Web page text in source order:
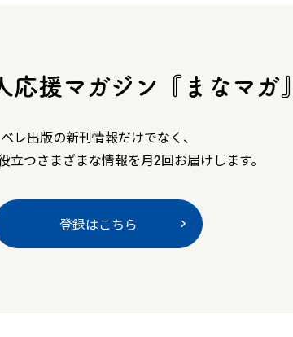
応援マガジン『まなマガ』
ベレ出版の新刊情報だけでなく、
立つさまざまな情報を月2回お届けします。
登録はこちら